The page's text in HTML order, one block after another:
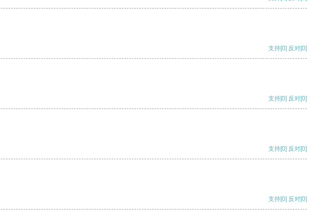
支持[0] 反对[0]
支持[0] 反对[0]
支持[0] 反对[0]
支持[0] 反对[0]